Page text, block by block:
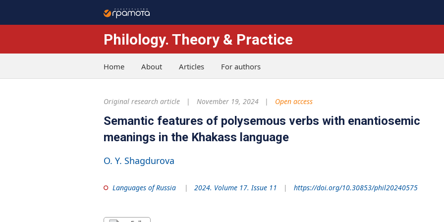
Philology. Theory & Practice
Home About Articles For authors
Original research article November 19, 2024 Open access
Semantic features of polysemous verbs with enantiosemic
meanings in the Khakass language
O. Y. Shagdurova
Languages of Russia 2024. Volume 17. Issue 11 https://doi.org/10.30853/phil20240575